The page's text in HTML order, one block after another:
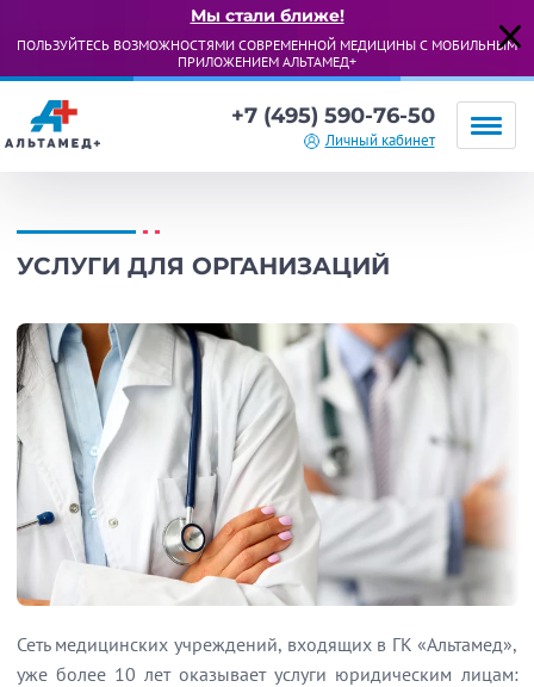
Мы стали ближе!
ПОЛЬЗУЙТЕСЬ ВОЗМОЖНОСТЯМИ СОВРЕМЕННОЙ МЕДИЦИНЫ С МОБИЛЬНЫМ
ПРИЛОЖЕНИЕМ АЛЬТАМЕД+
+7 (495) 590-76-50
Личный кабинет
УСЛУГИ ДЛЯ ОРГАНИЗАЦИЙ
Сеть медицинских учреждений, входящих в ГК «Альтамед»,
уже более 10 лет оказывает услуги юридическим лицам: